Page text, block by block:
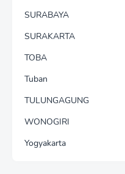
SURABAYA
SURAKARTA
TOBA
Tuban
TULUNGAGUNG
WONOGIRI
Yogyakarta